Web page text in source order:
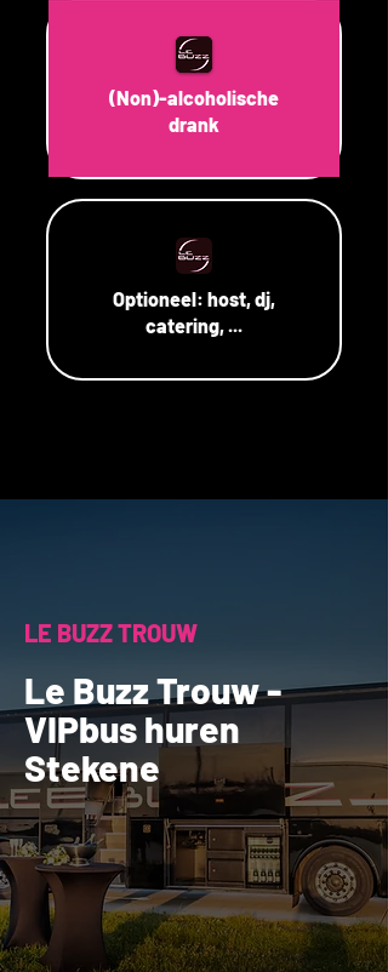
(Non)-alcoholische
drank
Optioneel: host, dj,
catering, ...
LE BUZZ TROUW
Le Buzz Trouw -
VIPbus huren
Stekene